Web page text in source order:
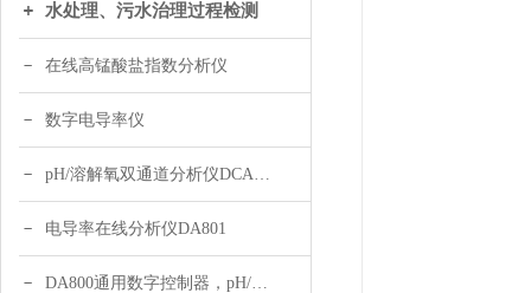
水处理、污水治理过程检测
在线高锰酸盐指数分析仪
数字电导率仪
pH/溶解氧双通道分析仪DCA120
电导率在线分析仪DA801
DA800通用数字控制器，pH/DO/ORP多参数